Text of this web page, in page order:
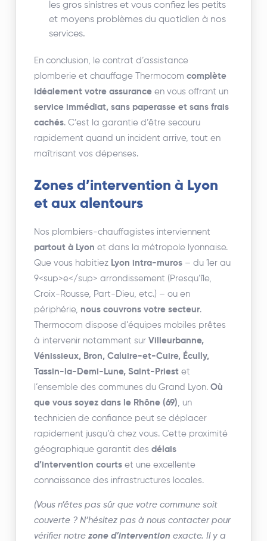
les gros sinistres et vous confiez les petits
et moyens problèmes du quotidien à nos
services.
En conclusion, le contrat d’assistance
plomberie et chauffage Thermocomcomplète
idéalement votre assurance en vous offrant un
service immédiat, sans paperasse et sans frais
cachés. C’est la garantie d’être secouru
rapidement quand un incident arrive, tout en
maîtrisant vos dépenses.
Zones d’intervention à Lyon
et aux alentours
Nos plombiers-chauffagistes interviennent
partout à Lyon et dans la métropole lyonnaise.
Que vous habitiez Lyon intra-muros – du 1er au
9<sup>e</sup> arrondissement (Presqu’île,
Croix-Rousse, Part-Dieu, etc.) – ou en
périphérie, nous couvrons votre secteur.
Thermocom dispose d’équipes mobiles prêtes
à intervenir notamment surVilleurbanne,
Vénissieux, Bron, Caluire-et-Cuire, Écully,
Tassin-la-Demi-Lune, Saint-Priest et
l’ensemble des communes du Grand Lyon.Où
que vous soyez dans le Rhône (69), un
technicien de confiance peut se déplacer
rapidement jusqu’à chez vous. Cette proximité
géographique garantit desdélais
d’intervention courts et une excellente
connaissance des infrastructures locales.
(Vous n’êtes pas sûr que votre commune soit
couverte ? N’hésitez pas à nous contacter pour
vérifier notrezone d’intervention exacte. Il y a